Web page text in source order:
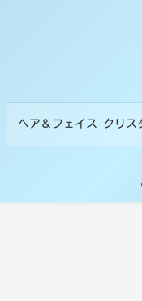
ヘア＆フェイス クリス